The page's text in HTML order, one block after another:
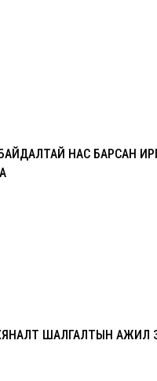
НАС БАРСАН
ШАЛГАЛТЫН АЖИЛ